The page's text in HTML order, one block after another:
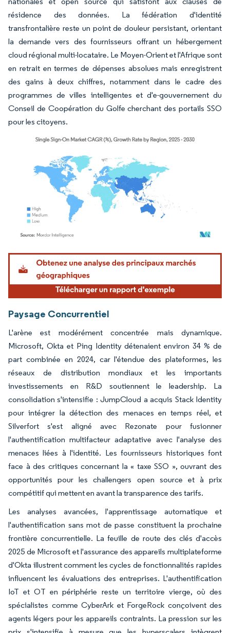
résidence des données. La fédération d'identité
transfrontalière reste un point de douleur persistant, orientant
la demande vers des fournisseurs offrant un hébergement
cloud régional multi-locataire. Le Moyen-Orient et l'Afrique sont
en retrait en termes de dépenses absolues mais enregistrent
des gains à deux chiffres, notamment dans le cadre des
programmes de villes intelligentes et d'e-gouvernement du
Conseil de Coopération du Golfe cherchant des portails SSO
pour les citoyens.
Image © Mordor Intelligence. La réutilisation nécessite une attribution sous CC BY
Paysage Concurrentiel
L'arène est modérément concentrée mais dynamique.
Microsoft, Okta et Ping Identity détenaient environ 34 % de
part combinée en 2024, car l'étendue des plateformes, les
réseaux de distribution mondiaux et les importants
investissements en R&D soutiennent le leadership. La
consolidation s'intensifie : JumpCloud a acquis Stack Identity
pour intégrer la détection des menaces en temps réel, et
Silverfort s'est aligné avec Rezonate pour fusionner
l'authentification multifacteur adaptative avec l'analyse des
menaces liées à l'identité. Les fournisseurs historiques font
face à des critiques concernant la « taxe SSO », ouvrant des
opportunités pour les challengers open source et à prix
compétitif qui mettent en avant la transparence des tarifs.
Les analyses avancées, l'apprentissage automatique et
l'authentification sans mot de passe constituent la prochaine
frontière concurrentielle. La feuille de route des clés d'accès
2025 de Microsoft et l'assurance des appareils multiplateforme
d'Okta illustrent comment les cycles de fonctionnalités rapides
influencent les évaluations des entreprises. L'authentification
IoT et OT en périphérie reste un territoire vierge, où des
spécialistes comme CyberArk et ForgeRock conçoivent des
agents légers pour les appareils contraints. La pression sur les